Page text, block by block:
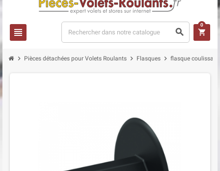
view_headline search shopping_cart
0
chevron_right Pièces détachées pour Volets Roulants chevron_right Flasques chevron_right flasque